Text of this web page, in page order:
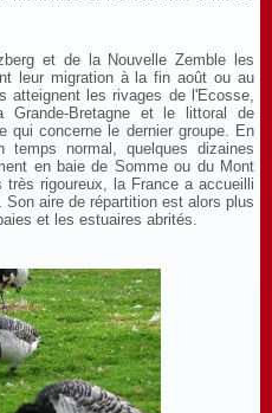
et de la Nouvelle Zemble les
leur migration à la fin août ou au
atteignent les rivages de l'Ecosse,
Bretagne et le littoral de
qui concerne le dernier groupe. En
normal, quelques dizaines
en baie de Somme ou du Mont
rigoureux, la France a accueilli
aire de répartition est alors plus
et les estuaires abrités.